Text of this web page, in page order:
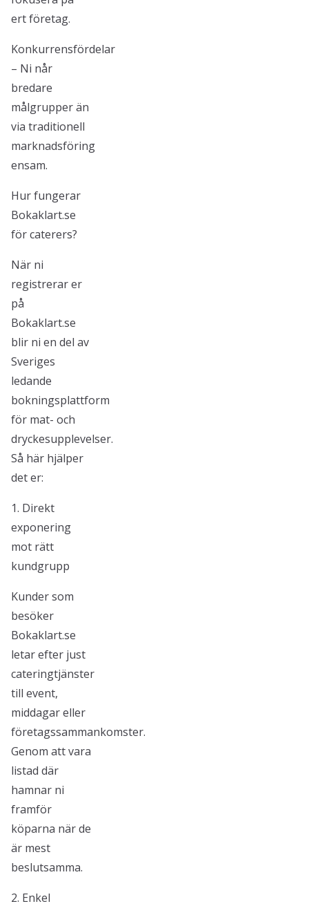
ert företag.
Konkurrensfördelar
– Ni når
bredare
målgrupper än
via traditionell
marknadsföring
ensam.
Hur fungerar
Bokaklart.se
för caterers?
När ni
registrerar er
på
Bokaklart.se
blir ni en del av
Sveriges
ledande
bokningsplattform
för mat- och
dryckesupplevelser.
Så här hjälper
det er:
1. Direkt
exponering
mot rätt
kundgrupp
Kunder som
besöker
Bokaklart.se
letar efter just
cateringtjänster
till event,
middagar eller
företagssammankomster.
Genom att vara
listad där
hamnar ni
framför
köparna när de
är mest
beslutsamma.
2. Enkel